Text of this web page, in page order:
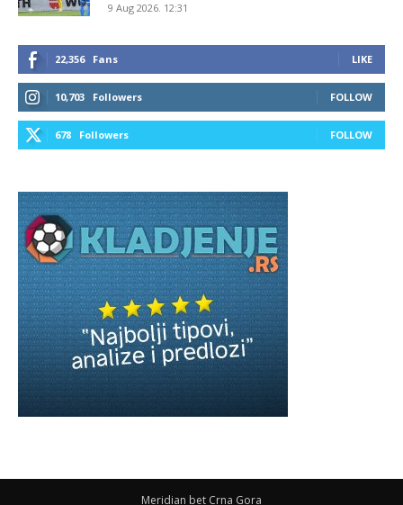
9 Aug 2026. 12:31
22,356 Fans LIKE
10,703 Followers FOLLOW
678 Followers FOLLOW
Meridian bet Crna Gora